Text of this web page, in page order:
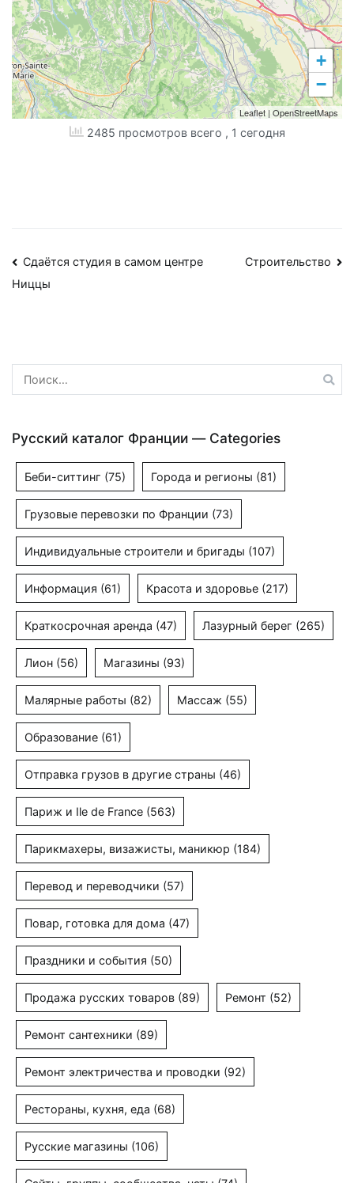
+
−
Leaflet | OpenStreetMaps
2485 просмотров всего , 1 сегодня
Навигация
по
Сдаётся студия в самом центре
Ниццы
Строительство
Найти:
Русский каталог Франции — Categories
Беби-ситтинг (75) Города и регионы (81)
Грузовые перевозки по Франции (73)
Индивидуальные строители и бригады (107)
Информация (61) Красота и здоровье (217)
Краткосрочная аренда (47) Лазурный берег (265)
Лион (56) Магазины (93)
Малярные работы (82) Массаж (55)
Образование (61)
Отправка грузов в другие страны (46)
Париж и Ile de France (563)
Парикмахеры, визажисты, маникюр (184)
Перевод и переводчики (57)
Повар, готовка для дома (47)
Праздники и события (50)
Продажа русских товаров (89) Ремонт (52)
Ремонт сантехники (89)
Ремонт электричества и проводки (92)
Рестораны, кухня, еда (68)
Русские магазины (106)